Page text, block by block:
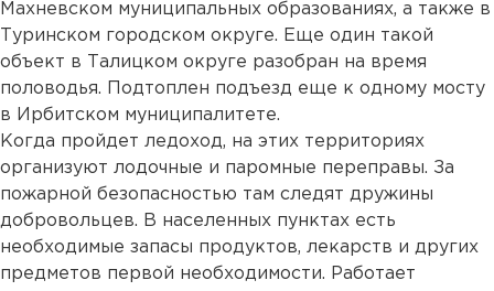
Махневском муниципальных образованиях, а также в
Туринском городском округе. Еще один такой
объект в Талицком округе разобран на время
половодья. Подтоплен подъезд еще к одному мосту
в Ирбитском муниципалитете.
Когда пройдет ледоход, на этих территориях
организуют лодочные и паромные переправы. За
пожарной безопасностью там следят дружины
добровольцев. В населенных пунктах есть
необходимые запасы продуктов, лекарств и других
предметов первой необходимости. Работает